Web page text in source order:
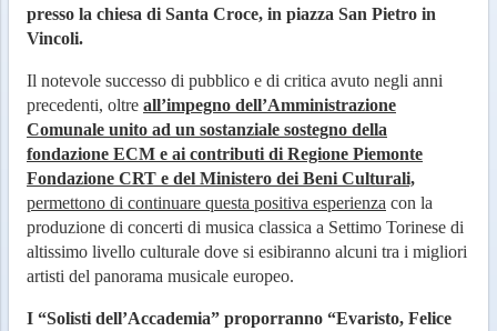
presso la chiesa di Santa Croce, in piazza San Pietro in
Vincoli.
Il notevole successo di pubblico e di critica avuto negli anni
precedenti, oltre all’impegno dell’Amministrazione
Comunale unito ad un sostanziale sostegno della
fondazione ECM e ai contributi di Regione Piemonte
Fondazione CRT e del Ministero dei Beni Culturali,
permettono di continuare questa positiva esperienza con la
produzione di concerti di musica classica a Settimo Torinese di
altissimo livello culturale dove si esibiranno alcuni tra i migliori
artisti del panorama musicale europeo.
I “Solisti dell’Accademia” proporranno “Evaristo, Felice